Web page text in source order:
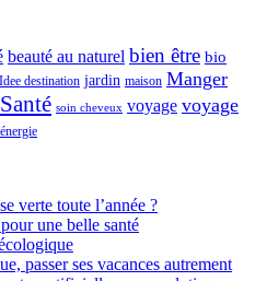
beauté au naturel bien être bio
Idee destination jardin maison Manger
Santé soin cheveux voyage voyage
verte toute l’année ?
une belle santé
passer ses vacances autrement